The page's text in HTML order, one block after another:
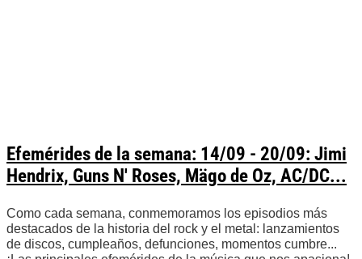
Efemérides de la semana: 14/09 - 20/09: Jimi
Hendrix, Guns N' Roses, Mägo de Oz, AC/DC...
Como cada semana, conmemoramos los episodios más
destacados de la historia del rock y el metal: lanzamientos
de discos, cumpleaños, defunciones, momentos cumbre...